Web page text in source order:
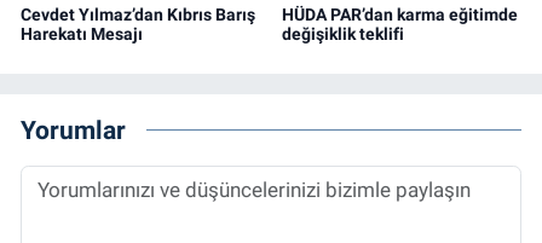
Cevdet Yılmaz’dan Kıbrıs Barış
Harekatı Mesajı
HÜDA PAR’dan karma eğitimde
değişiklik teklifi
Yorumlar